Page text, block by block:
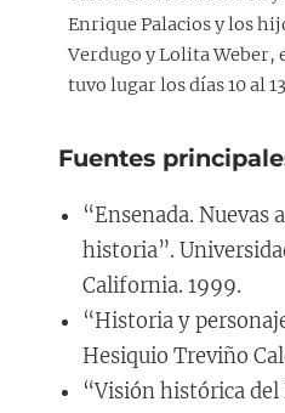
Enrique Palacios y los
Verdugo y Lolita Weber,
tuvo lugar los días 10 al
Fuentes
“Ensenada. Nuevas
historia”.
California. 1999.
“Historia y
Hesiquio Treviño
“Visión histórica del